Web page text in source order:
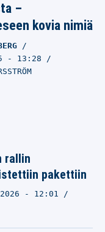
–
kovia nimiä
- 13:28
rallin
pakettiin
- 12:01